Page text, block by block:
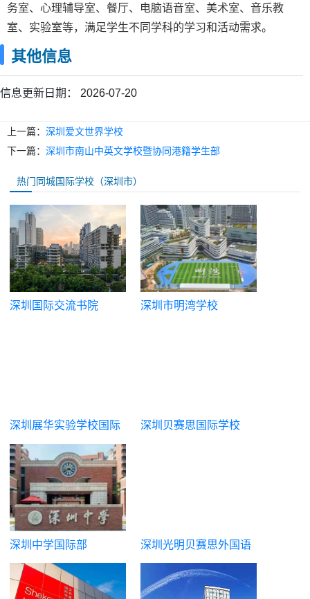
务室、心理辅导室、餐厅、电脑语音室、美术室、音乐教
室、实验室等，满足学生不同学科的学习和活动需求。
其他信息
信息更新日期： 2026-07-20
上一篇： 深圳爱文世界学校
下一篇： 深圳市南山中英文学校暨协同港籍学生部
热门同城国际学校（深圳市）
深圳国际交流书院 深圳市明湾学校
深圳展华实验学校国际
部
深圳贝赛思国际学校
深圳中学国际部
深圳光明贝赛思外国语
学校